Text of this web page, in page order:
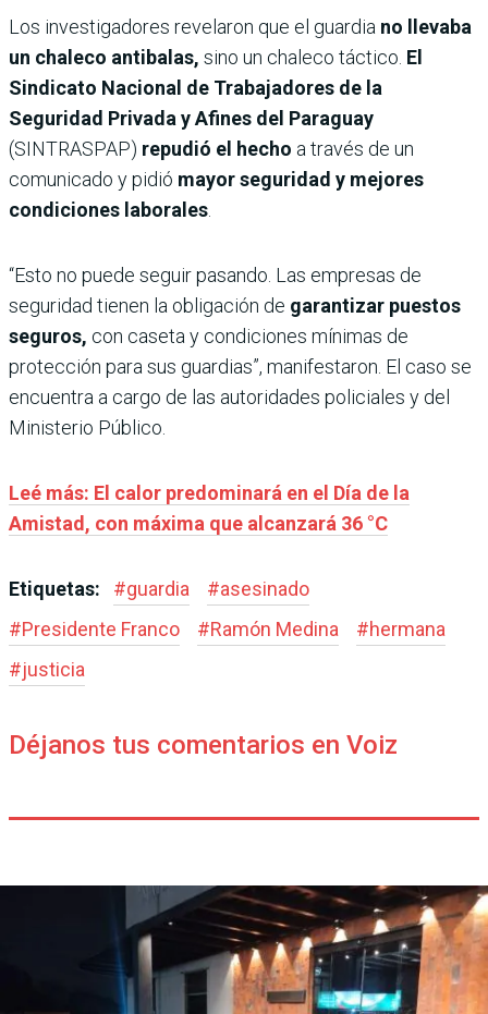
Los investigadores revelaron que el guardia no llevaba
un chaleco antibalas, sino un chaleco táctico. El
Sindicato Nacional de Trabajadores de la
Seguridad Privada y Afines del Paraguay
(SINTRASPAP) repudió el hecho a través de un
comunicado y pidió mayor seguridad y mejores
condiciones laborales.
“Esto no puede seguir pasando. Las empresas de
seguridad tienen la obligación de garantizar puestos
seguros, con caseta y condiciones mínimas de
protección para sus guardias”, manifestaron. El caso se
encuentra a cargo de las autoridades policiales y del
Ministerio Público.
Leé más: El calor predominará en el Día de la
Amistad, con máxima que alcanzará 36 °C
Etiquetas: #guardia #asesinado
#Presidente Franco #Ramón Medina #hermana
#justicia
Déjanos tus comentarios en Voiz